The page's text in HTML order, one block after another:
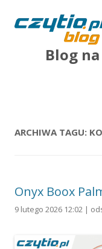
Blog
ARCHIWA TAGU:
Onyx Boox
9 lutego 2026 12:02 |